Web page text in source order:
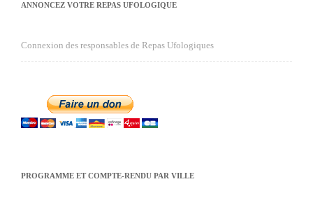
ANNONCEZ VOTRE REPAS UFOLOGIQUE
Connexion des responsables de Repas Ufologiques
PROGRAMME ET COMPTE-RENDU PAR VILLE